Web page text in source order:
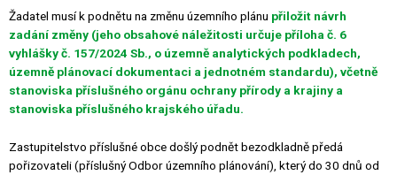
Žadatel musí k podnětu na změnu územního plánu přiložit návrh
zadání změny (jeho obsahové náležitosti určuje příloha č. 6
vyhlášky č. 157/2024 Sb., o územně analytických podkladech,
územně plánovací dokumentaci a jednotném standardu), včetně
stanoviska příslušného orgánu ochrany přírody a krajiny a
stanoviska příslušného krajského úřadu.
Zastupitelstvo příslušné obce došlý podnět bezodkladně předá
pořizovateli (příslušný Odbor územního plánování), který do 30 dnů od